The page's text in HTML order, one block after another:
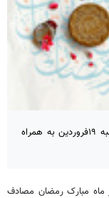
دعای هفدهم روز ماه مبارک رمضان مصادف با شنبه ۱۹فروردین به همراه
ماه مبارک رمضان مصادف